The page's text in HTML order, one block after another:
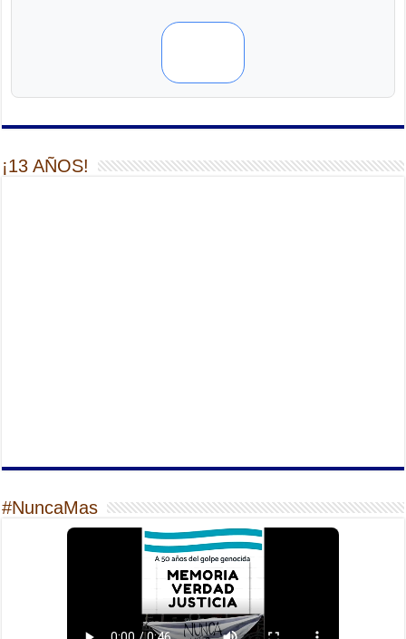
¡13 AÑOS!
#NuncaMas